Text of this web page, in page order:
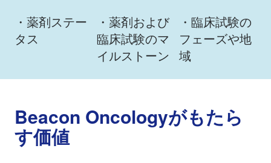
・薬剤ステー
タス
・薬剤および
臨床試験のマ
イルストーン
・臨床試験の
フェーズや地
域
Beacon Oncologyがもたら
す価値